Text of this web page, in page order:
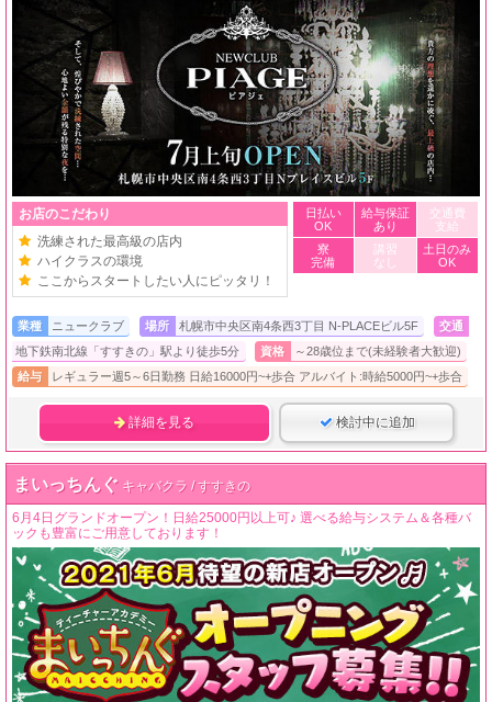
お店のこだわり
洗練された最高級の店内
ハイクラスの環境
ここからスタートしたい人にピッタリ！
日払い
OK
給与保証
あり
交通費
支給
寮
完備
講習
なし
土日のみ
OK
業種 ニュークラブ 場所 札幌市中央区南4条西3丁目 N-PLACEビル5F
交通
地下鉄南北線「すすきの」駅より徒歩5分
資格
～28歳位まで(未経験者大歓迎)
給与
レギュラー週5～6日勤務 日給16000円~+歩合 アルバイト:時給5000円~+歩合
詳細を見る 検討中に追加
まいっちんぐ キャバクラ / すすきの
6月4日グランドオープン！日給25000円以上可♪ 選べる給与システム＆各種バ
ックも豊富にご用意しております！